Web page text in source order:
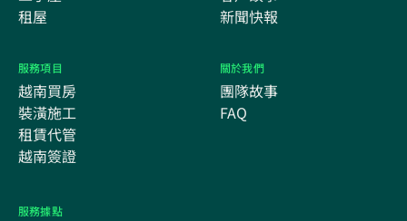
租屋
新聞快報
服務項目
越南買房
裝潢施工
租賃代管
越南簽證
關於我們
團隊故事
FAQ
服務據點